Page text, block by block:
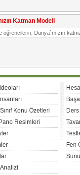
Katman Modeli
öğrencilerin; Dünya`mızın
Konu Özetleri
Pano Resimleri
Fen
Sunu